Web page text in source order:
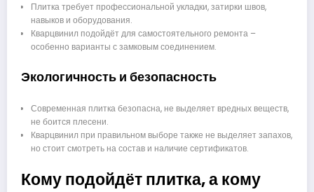
Плитка требует профессиональной укладки, затирки швов,
навыков и оборудования.
Кварцвинил подойдёт для самостоятельного ремонта –
особенно варианты с замковым соединением.
Экологичность и безопасность
Современная плитка безопасна, не выделяет вредных веществ,
не боится плесени.
Кварцвинил при правильном выборе также не выделяет запахов,
но стоит смотреть на состав и наличие сертификатов.
Кому подойдёт плитка, а кому